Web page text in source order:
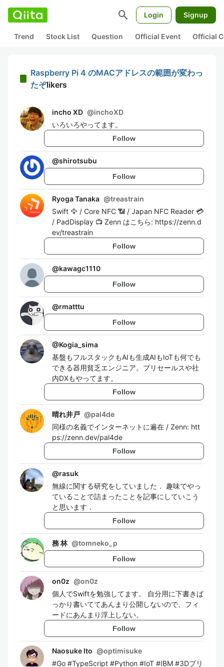
search Login Signup
Trend Stock List Question Official Event Official
Raspberry Pi 4 のMACアドレスの範囲が変わっ
たぞlikers
incho XD @inchoXD
いろいろやってます。
Follow
@shirotsubu
Follow
Ryoga Tanaka @treastrain
Swift 🦅 / Core NFC 📶 / Japan NFC Reader 💳
/ PadDisplay 📺 Zenn はこちら: https://zenn.d
ev/treastrain
Follow
@kawagc1110
Follow
@rmatttu
Follow
@Kogia_sima
基盤もフルスタックもAIも生成AIもIoTも何でも
できる器用貧乏エンジニア。プリセールスや社
内DXもやってます。
Follow
晴れ井戸 @pal4de
同様の名義でインターネットに遍在 / Zenn: htt
ps://zenn.dev/pal4de
Follow
@rasuk
無線に関する研究をしていました． 趣味でやっ
ていることで詰まったことを記事にしていこう
と思います．
Follow
務 林 @tomneko_p
Follow
on0z @on0z
個人でSwiftを勉強してます。 自分用に下書きば
っかり書いててあんまり公開しないので、フィ
ードにあんまり浮上しない。
Follow
Naosuke Ito @optimisuke
#Go #TypeScript #Python #IoT #IBM #3Dプリ